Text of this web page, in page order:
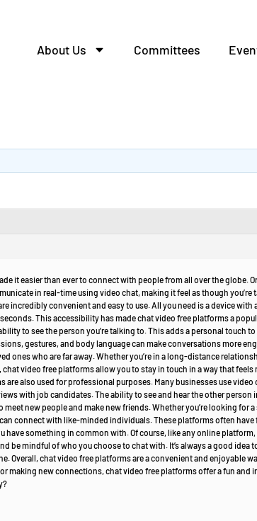
About Us Committees
it easier than ever to connect with people from all over the globe.
in real-time using video chat, making it feel as though
incredibly convenient and easy to use. All you need is a device
This accessibility has made chat video free platforms a
to see the person you’re talking to. This adds a personal touch
gestures, and body language can make conversations more
ones who are far away. Whether you’re in a long-distance
video free platforms allow you to stay in touch in a way that
also used for professional purposes. Many businesses use
with job candidates. The ability to see and hear the other
meet new people and make new friends. Whether you’re looking
connect with like-minded individuals. These platforms often
have something in common with. Of course, like any online
be mindful of who you choose to chat with. It’s always a good idea
Overall, chat video free platforms are a convenient and enjoyable
making new connections, chat video free platforms offer a fun